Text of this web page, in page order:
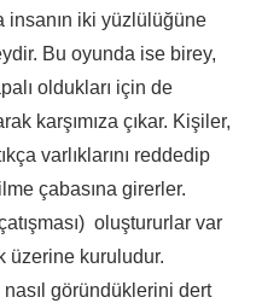
insanın iki yüzlülüğüne
Bu oyunda ise birey,
oldukları için de
karşımıza çıkar. Kişiler,
varlıklarını reddedip
çabasına girerler.
oluştururlar var
üzerine kuruludur.
göründüklerini dert